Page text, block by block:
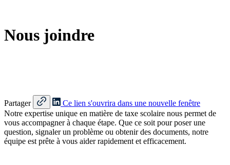
Nous joindre
Partager
Ce lien s'ouvrira dans une nouvelle fenêtre
Notre expertise unique en matière de taxe scolaire nous permet de
vous accompagner à chaque étape. Que ce soit pour poser une
question, signaler un problème ou obtenir des documents, notre
équipe est prête à vous aider rapidement et efficacement.